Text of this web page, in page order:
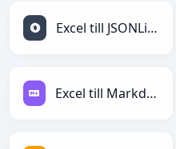
Excel till JSONLines
Excel till Markdown